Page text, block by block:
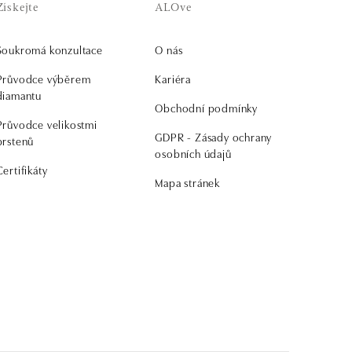
konzultace
výběrem
velikostmi
ALOve
O nás
Kariéra
Obchodní podmínky
GDPR - Zásady ochrany
osobních údajů
Mapa stránek